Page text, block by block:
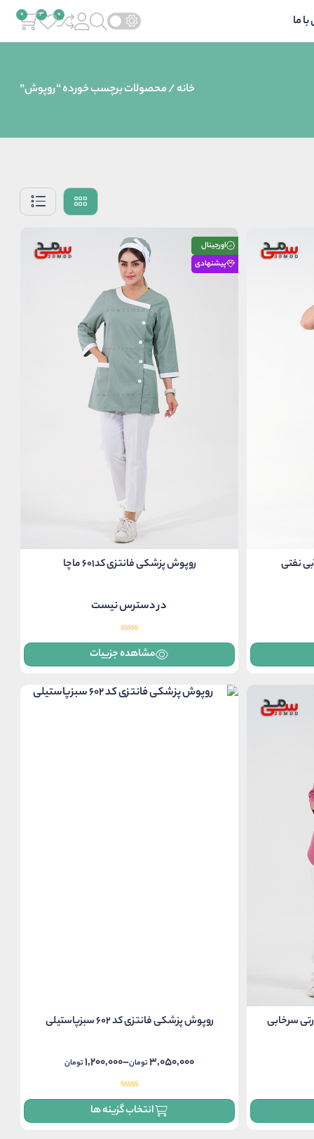
ما
خانه/ محصولات برچسب خورده “روپوش”
اورجینال
پیشنهادی
روپوش پزشکی فانتزی کد601 ماچا
در دسترس نیست
مشاهده جزییات
روپوش پزشکی فانتزی کد 602 سبزپاستیلی
3,050,000تومان–
1,200,000تومان
Price
1,200,000 تومان
through
انتخاب گزینه ها